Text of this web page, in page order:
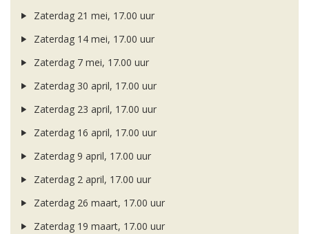
Zaterdag 21 mei, 17.00 uur
Zaterdag 14 mei, 17.00 uur
Zaterdag 7 mei, 17.00 uur
Zaterdag 30 april, 17.00 uur
Zaterdag 23 april, 17.00 uur
Zaterdag 16 april, 17.00 uur
Zaterdag 9 april, 17.00 uur
Zaterdag 2 april, 17.00 uur
Zaterdag 26 maart, 17.00 uur
Zaterdag 19 maart, 17.00 uur